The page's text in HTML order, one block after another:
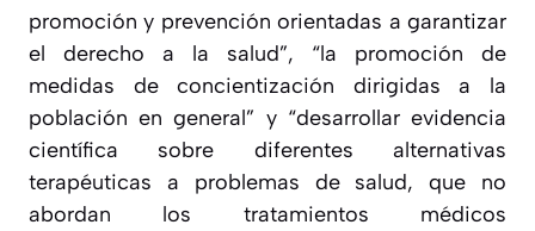
promoción y prevención orientadas a garantizar
el derecho a la salud”, “la promoción de
medidas de concientización dirigidas a la
población en general” y “desarrollar evidencia
científica sobre diferentes alternativas
terapéuticas a problemas de salud, que no
abordan los tratamientos médicos